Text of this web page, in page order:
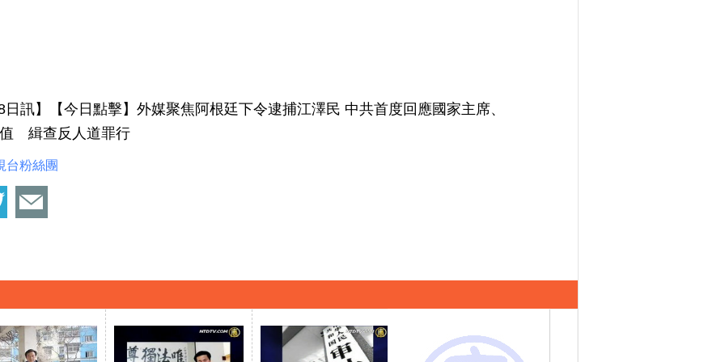
訊】【今日點擊】外媒聚焦阿根廷下令逮捕江澤民 中共首度回應國家主席、
緝查反人道罪行
台粉絲團